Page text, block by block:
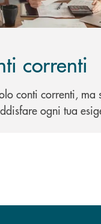
correnti
conti correnti, ma
ogni tua